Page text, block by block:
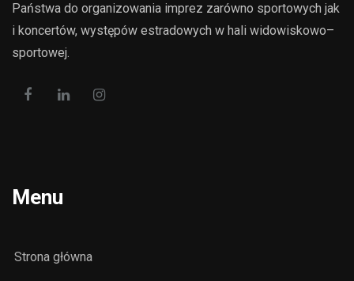
Państwa do organizowania imprez zarówno sportowych jak
i koncertów, występów estradowych w hali widowiskowo–
sportowej.
Menu
Strona główna